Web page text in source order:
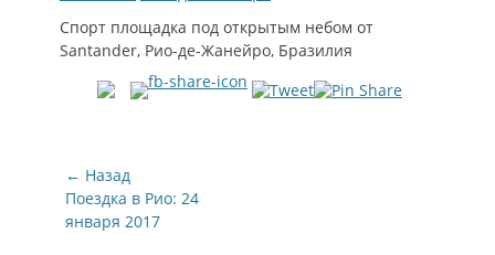
Спорт площадка под открытым небом от
Santander, Рио-де-Жанейро, Бразилия
Навигация
по
записям
← Назад
Предыдущая
запись:
Поездка в Рио: 24
января 2017